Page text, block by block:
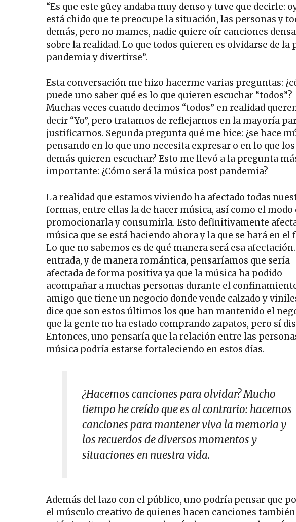
“Es que este güey andaba muy denso y tuve que decirle:
está chido que te preocupe la situación, las personas y
demás, pero no mames, nadie quiere oír canciones
sobre la realidad. Lo que todos quieren es olvidarse de la
pandemia y divertirse”.
Esta conversación me hizo hacerme varias preguntas:
puede uno saber qué es lo que quieren escuchar “todos”?
Muchas veces cuando decimos “todos” en realidad
decir “Yo”, pero tratamos de reflejarnos en la mayoría
justificarnos. Segunda pregunta qué me hice: ¿se hace
pensando en lo que uno necesita expresar o en lo que los
demás quieren escuchar? Esto me llevó a la pregunta
importante: ¿Cómo será la música post pandemia?
La realidad que estamos viviendo ha afectado todas
formas, entre ellas la de hacer música, así como el modo
promocionarla y consumirla. Esto definitivamente
música que se está haciendo ahora y la que se hará en el
Lo que no sabemos es de qué manera será esa
entrada, y de manera romántica, pensaríamos que sería
afectada de forma positiva ya que la música ha podido
acompañar a muchas personas durante el
amigo que tiene un negocio donde vende calzado y
dice que son estos últimos los que han mantenido el
que la gente no ha estado comprando zapatos, pero sí
Entonces, uno pensaría que la relación entre las
música podría estarse fortaleciendo en estos días.
¿Hacemos canciones para olvidar? Mucho
tiempo he creído que es al contrario: hacemos
canciones para mantener viva la memoria y
los recuerdos de diversos momentos y
situaciones en nuestra vida.
Además del lazo con el público, uno podría pensar que
el músculo creativo de quienes hacen canciones también